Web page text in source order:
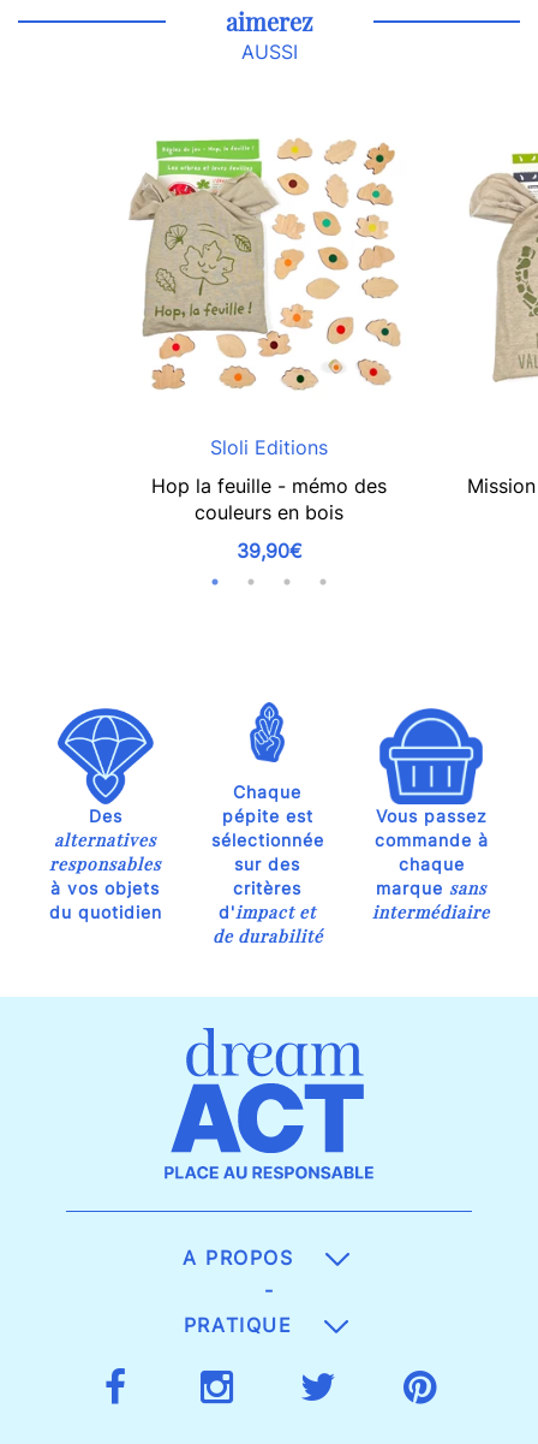
aimerez
AUSSI
Sloli Editions
Hop la feuille - mémo des
couleurs en bois
39,90€
Des
alternatives
responsables
à vos objets
du quotidien
Chaque
pépite est
sélectionnée
sur des
critères
d'impact et
de durabilité
Vous passez
commande à
chaque
marque sans
intermédiaire
A PROPOS
-
PRATIQUE